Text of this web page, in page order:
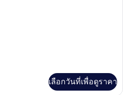
เลือกวันที่เพื่อดูราคา